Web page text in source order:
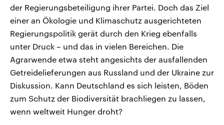
der Regierungsbeteiligung ihrer Partei. Doch das Ziel
einer an Ökologie und Klimaschutz ausgerichteten
Regierungspolitik gerät durch den Krieg ebenfalls
unter Druck – und das in vielen Bereichen. Die
Agrarwende etwa steht angesichts der ausfallenden
Getreidelieferungen aus Russland und der Ukraine zur
Diskussion. Kann Deutschland es sich leisten, Böden
zum Schutz der Biodiversität brachliegen zu lassen,
wenn weltweit Hunger droht?